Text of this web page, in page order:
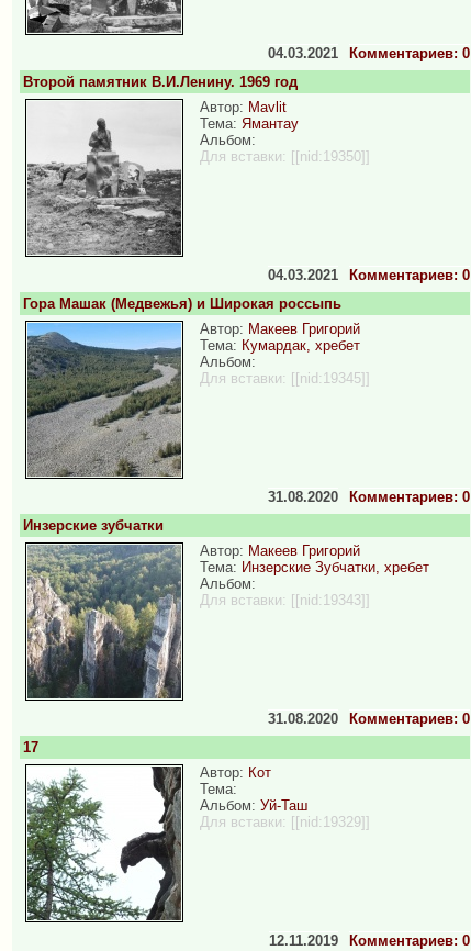
Комментариев: 0
04.03.2021
Второй памятник В.И.Ленину. 1969 год
Автор: Mavlit
Тема: Ямантау
Альбом:
Для вставки: [[nid:19350]]
Комментариев: 0
04.03.2021
Гора Машак (Медвежья) и Широкая россыпь
Автор: Макеев Григорий
Тема: Кумардак, хребет
Альбом:
Для вставки: [[nid:19345]]
Комментариев: 0
31.08.2020
Инзерские зубчатки
Автор: Макеев Григорий
Тема: Инзерские Зубчатки, хребет
Альбом:
Для вставки: [[nid:19343]]
Комментариев: 0
31.08.2020
17
Автор: Кот
Тема:
Альбом: Уй-Таш
Для вставки: [[nid:19329]]
Комментариев: 0
12.11.2019